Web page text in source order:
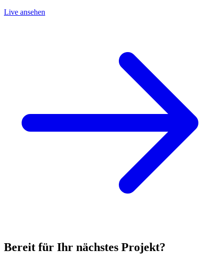
Live ansehen
Bereit für Ihr nächstes Projekt?